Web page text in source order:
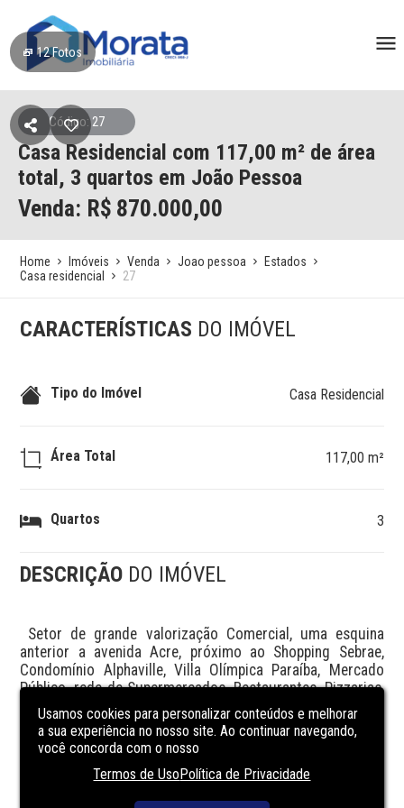
12Fotos
Código: 27
Casa Residencial com 117,00 m² de área
total, 3 quartos em João Pessoa
Venda: R$ 870.000,00
Home Imóveis Venda Joao pessoa
Estados
Casa residencial
27
CARACTERÍSTICAS DO IMÓVEL
Tipo do Imóvel Casa Residencial
Área Total 117,00 m²
Quartos 3
DESCRIÇÃO DO IMÓVEL
anterior a avenida Acre, próximo ao Shopping Sebrae,
Condomínio Alphaville, Villa Olímpica Paraíba, Mercado
Público, rede de Supermercados, Restaurantes, Pizzarias,
Hamburgueria, rede de Farmácias, Postos de
Combustíveis, Prédios residenciais de várias
Construtoras de Ponta e rede Bancária e etc. Terreno
sala de estar e jantar,  3 quartos , WC\'s, cozinha, área
Usamos cookies para personalizar conteúdos e melhorar
a sua experiência no nosso site. Ao continuar navegando,
você concorda com o nosso
Termos de UsoPolítica de Privacidade